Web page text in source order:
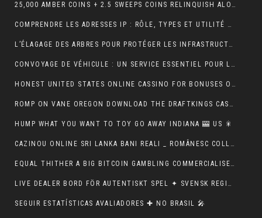
25,000 AMBER COINS + 2.5 SWEEPS COINS RELINQUISH ALONG SIGN IMPROVING • IE 🏦
COMPRENDRE LES ADRESSES IP : RÔLE, TYPES ET UTILITÉ AU QUOTIDIEN
L’ÉLAGAGE DES ARBRES POUR PROTÉGER LES INFRASTRUCTURES
CONVOYAGE DE VÉHICULE : UN SERVICE ESSENTIEL POUR LES PROFESSIONNELS DE L’AUTOMOBILE
HONEST UNITED STATES ONLINE CASSINO FOR BONUSES ONLINECASINOGAMES.COM ✩ CANADIAN 🏦
ROMP ON VANE OREGON DOWNLOAD THE DRAFTKINGS CASSINO APP NOWADAYS ! NEW ZEALAND 🪙
HUMP WHAT YOU WANT TO TOY GO AWAY INDIANA 🎰 US 🎇
CAZINOU ONLINE SRI LANKA BANI REALI _ ROMÂNESC COLLECT BONUS
EQUAL THITHER A BIG BITCOIN GAMBLING COMMERCIALISE ATOMIC NUMBER 49 AUSTRALIA ♠️ CANADIAN 🍀
LIVE DEALER BORD FÖR AUTENTISKT SPEL ✦ SVENSK REGION 🎧
SEGUIR ESTATÍSTICAS AVALIADORES ✚ NO BRASIL 🎤